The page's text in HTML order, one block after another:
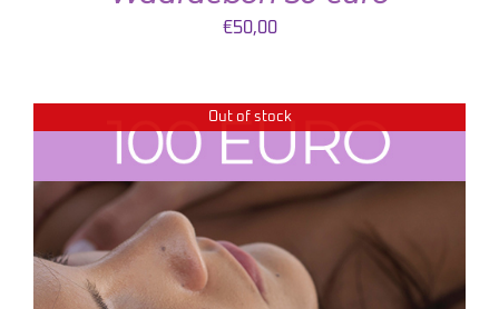
€50,00
Out of stock